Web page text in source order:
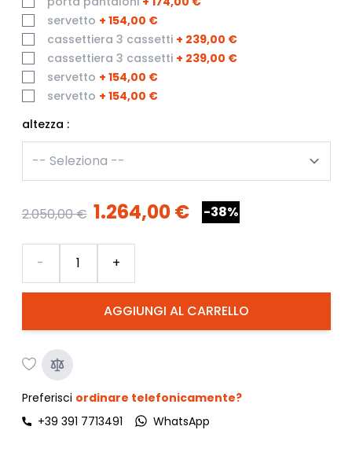
servetto + 154,00 €
cassettiera 3 cassetti + 239,00 €
cassettiera 3 cassetti + 239,00 €
servetto + 154,00 €
servetto + 154,00 €
altezza :
2.050,00 € 1.264,00 € -38%
AGGIUNGI AL CARRELLO
- +
Preferisci ordinare telefonicamente?
+39 391 7713491
WhatsApp